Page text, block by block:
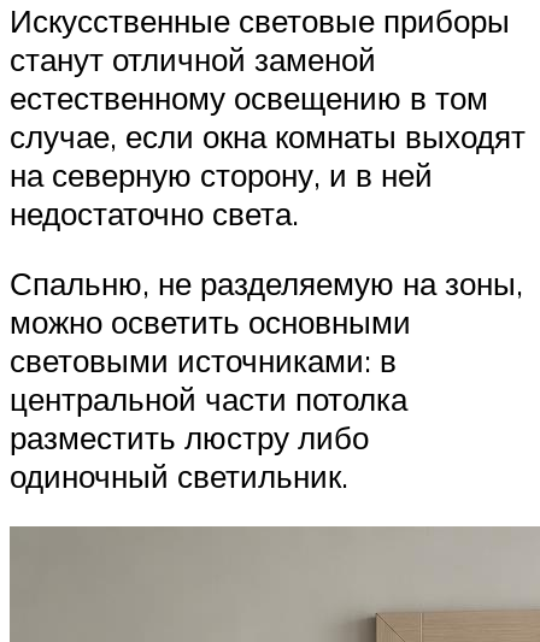
Искусственные световые приборы
станут отличной заменой
естественному освещению в том
случае, если окна комнаты выходят
на северную сторону, и в ней
недостаточно света.
Спальню, не разделяемую на зоны,
можно осветить основными
световыми источниками: в
центральной части потолка
разместить люстру либо
одиночный светильник.